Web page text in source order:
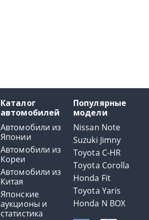
Каталог
автомобилей
Автомобили из
Японии
Автомобили из
Кореи
Автомобили из
Китая
Японские
аукционы и
статистика
Популярные
модели
Nissan Note
Suzuki Jimny
Toyota C-HR
Toyota Corolla
Honda Fit
Toyota Yaris
Honda N BOX